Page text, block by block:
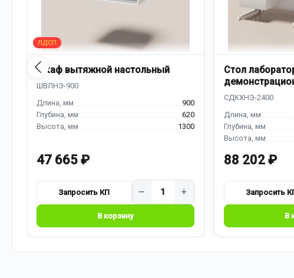
Шкаф вытяжной настольный
900
620
1300
47 665 ₽
− +
Стол
надстройкой
88 202 ₽